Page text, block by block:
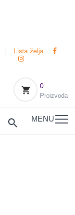
Lista želja
0
Proizvoda
MENU